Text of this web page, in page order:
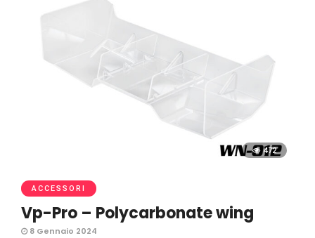
472
ACCESSORI
Vp-Pro – Polycarbonate wing
8 Gennaio 2024